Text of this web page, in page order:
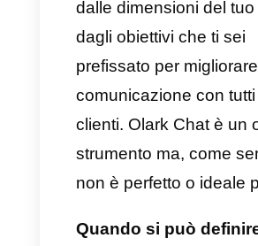
migliorata
Monitoraggio e
dettagliati
Integrazione
piattaforme
Svantaggi